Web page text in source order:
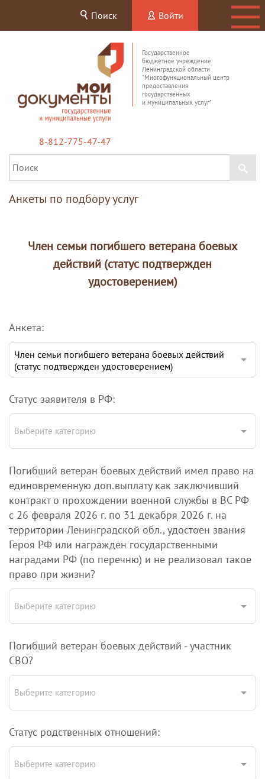
Поиск Войти
Государственное
бюджетное учреждение
Ленинградской области
"Многофункциональный центр
предоставления
государственных
и муниципальных услуг"
8-812-775-47-47
Анкеты по подбору услуг
Член семьи погибшего ветерана боевых
действий (статус подтвержден
удостоверением)
Анкета:
Член семьи погибшего ветерана боевых действий
(статус подтвержден удостоверением)
Статус заявителя в РФ:
Выберите категорию
Погибший ветеран боевых действий имел право на
единовременную доп.выплату как заключивший
контракт о прохождении военной службы в ВС РФ
с 26 февраля 2026 г. по 31 декабря 2026 г. на
территории Ленинградской обл., удостоен звания
Героя РФ или награжден государственными
наградами РФ (по перечню) и не реализовал такое
право при жизни?
Выберите категорию
Погибший ветеран боевых действий - участник
СВО?
Выберите категорию
Статус родственных отношений:
Выберите категорию